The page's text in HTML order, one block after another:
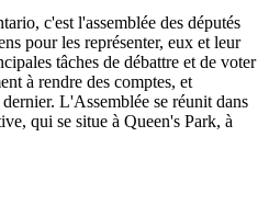
c'est l'assemblée des députés
pour les représenter, eux et leur
tâches de débattre et de voter
à rendre des comptes, et
L'Assemblée se réunit dans
qui se situe à Queen's Park, à